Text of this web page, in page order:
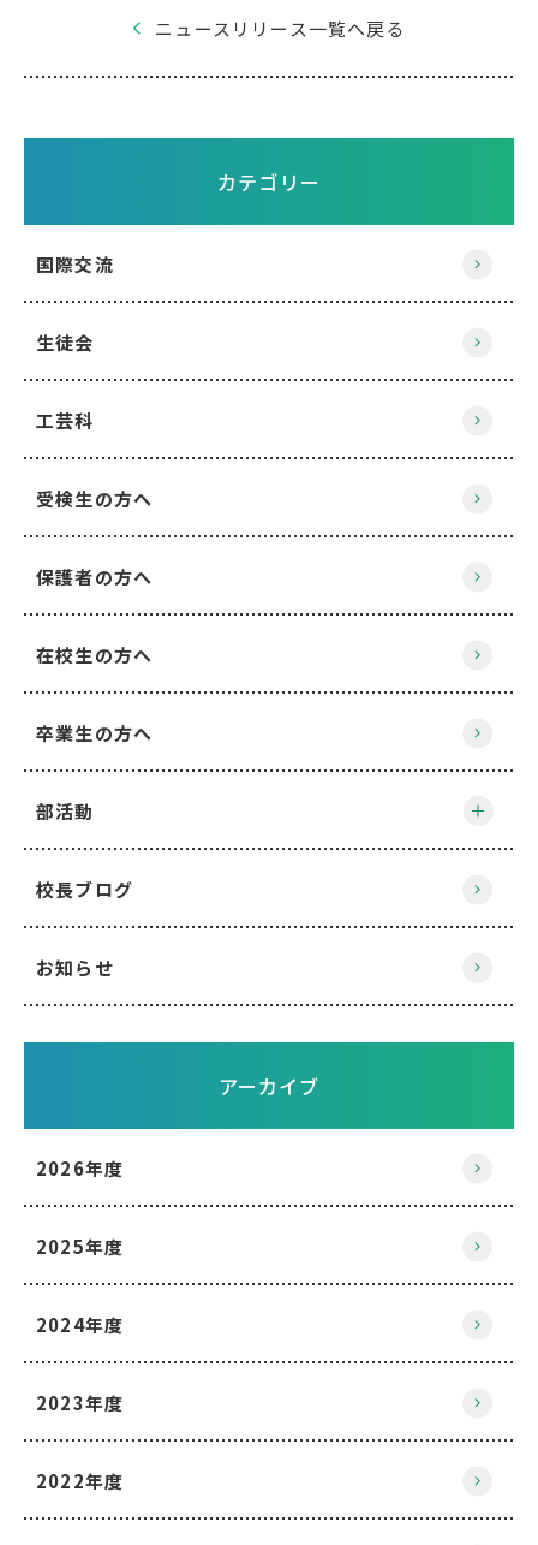
ニュースリリース一覧へ戻る
カテゴリー
国際交流
生徒会
工芸科
受検生の方へ
保護者の方へ
在校生の方へ
卒業生の方へ
部活動
校長ブログ
お知らせ
アーカイブ
2026年度
2025年度
2024年度
2023年度
2022年度